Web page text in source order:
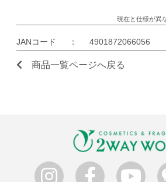
現在と仕様が異
JANコード ： 4901872066056
商品一覧ページへ戻る